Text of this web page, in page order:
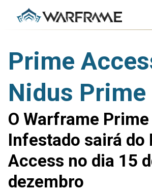
Prime
Nidus Prime
O Warframe Prime
Infestado sairá do
Access no dia 15
dezembro